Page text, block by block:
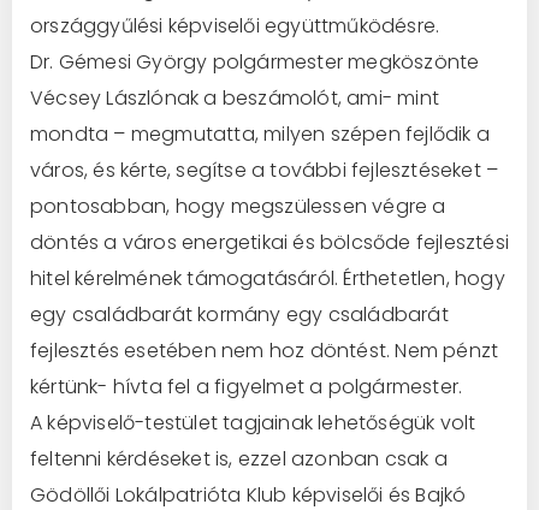
országgyűlési képviselői együttműködésre.
Dr. Gémesi György polgármester megköszönte
Vécsey Lászlónak a beszámolót, ami- mint
mondta – megmutatta, milyen szépen fejlődik a
város, és kérte, segítse a további fejlesztéseket –
pontosabban, hogy megszülessen végre a
döntés a város energetikai és bölcsőde fejlesztési
hitel kérelmének támogatásáról. Érthetetlen, hogy
egy családbarát kormány egy családbarát
fejlesztés esetében nem hoz döntést. Nem pénzt
kértünk- hívta fel a figyelmet a polgármester.
A képviselő-testület tagjainak lehetőségük volt
feltenni kérdéseket is, ezzel azonban csak a
Gödöllői Lokálpatrióta Klub képviselői és Bajkó